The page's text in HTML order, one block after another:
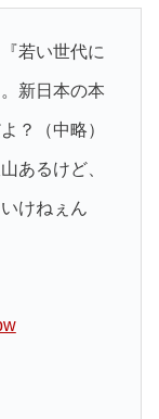
若い世代に
新日本の本
？（中略）
あるけど、
けねぇん